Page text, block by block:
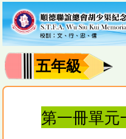
五年級
第一冊單